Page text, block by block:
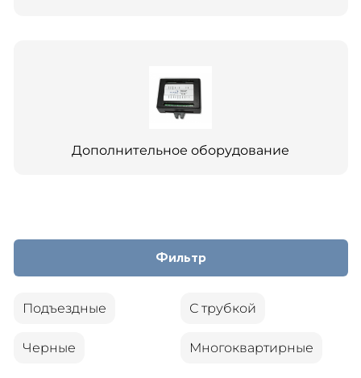
Дополнительное оборудование
Фильтр
Подъездные С трубкой
Черные Многоквартирные